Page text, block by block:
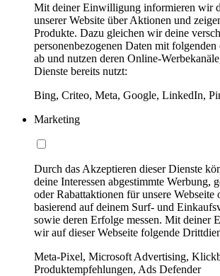
Mit deiner Einwilligung informieren wir
unserer Website über Aktionen und
Produkte. Dazu gleichen wir deine
personenbezogenen Daten mit
ab und nutzen deren Online-
Dienste bereits nutzt:
Bing, Criteo, Meta, Google, LinkedIn,
Marketing
Durch das Akzeptieren dieser Dienste
deine Interessen abgestimmte Werbung,
oder Rabattaktionen für unsere Webseite
basierend auf deinem Surf- und
sowie deren Erfolge messen. Mit deiner
wir auf dieser Webseite folgende
Meta-Pixel, Microsoft Advertising,
Produktempfehlungen, Ads Defender